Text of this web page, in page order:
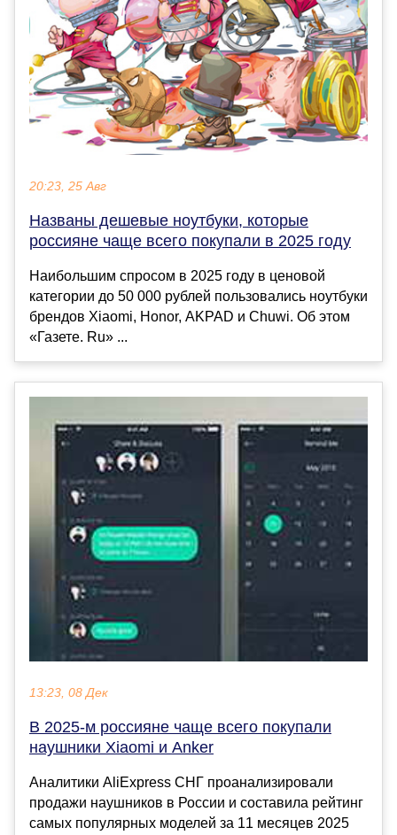
20:23, 25 Авг
Названы дешевые ноутбуки, которые
россияне чаще всего покупали в 2025 году
Наибольшим спросом в 2025 году в ценовой
категории до 50 000 рублей пользовались ноутбуки
брендов Xiaomi, Honor, AKPAD и Chuwi. Об этом
«Газете. Ru» ...
13:23, 08 Дек
В 2025‑м россияне чаще всего покупали
наушники Xiaomi и Anker
Аналитики AliExpress СНГ проанализировали
продажи наушников в России и составила рейтинг
самых популярных моделей за 11 месяцев 2025